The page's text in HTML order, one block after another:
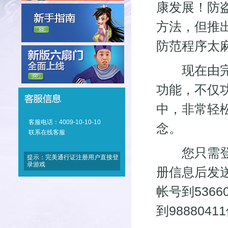
客服电话：4009-10-10-10
联系在线客服
提示：完美通行证注册用户直接登
录游戏
康发展！防
方法，但推
防范程序太
现在由完
功能，不仅
中，非常轻
念。
您只需登
册信息后发
帐号到
到